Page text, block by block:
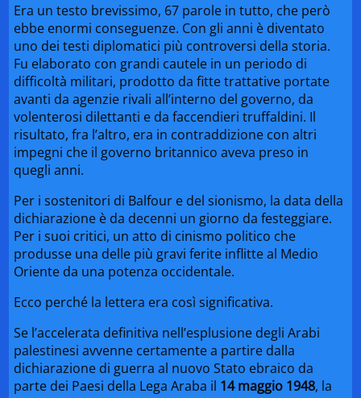
Era un testo brevissimo, 67 parole in tutto, che però
ebbe enormi conseguenze. Con gli anni è diventato
uno dei testi diplomatici più controversi della storia.
Fu elaborato con grandi cautele in un periodo di
difficoltà militari, prodotto da fitte trattative portate
avanti da agenzie rivali all’interno del governo, da
volenterosi dilettanti e da faccendieri truffaldini. Il
risultato, fra l’altro, era in contraddizione con altri
impegni che il governo britannico aveva preso in
quegli anni.
Per i sostenitori di Balfour e del sionismo, la data della
dichiarazione è da decenni un giorno da festeggiare.
Per i suoi critici, un atto di cinismo politico che
produsse una delle più gravi ferite inflitte al Medio
Oriente da una potenza occidentale.
Ecco perché la lettera era così significativa.
Se l’accelerata definitiva nell’esplusione degli Arabi
palestinesi avvenne certamente a partire dalla
dichiarazione di guerra al nuovo Stato ebraico da
parte dei Paesi della Lega Araba il 14 maggio 1948, la